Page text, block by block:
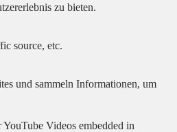
zu bieten.
source, etc.
und sammeln Informationen, um
Videos embedded in